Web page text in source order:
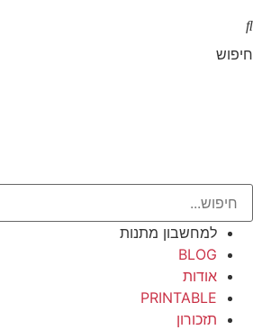
חיפוש
למחשבון מתנות
BLOG
אודות
PRINTABLE
תזכורון